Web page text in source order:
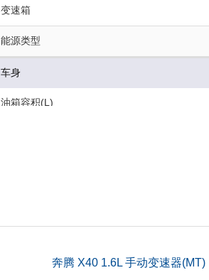
变速箱
能源类型
车身
油箱容积(L)
轴距(mm)
奔腾 X40 1.6L 手动变速器(MT)